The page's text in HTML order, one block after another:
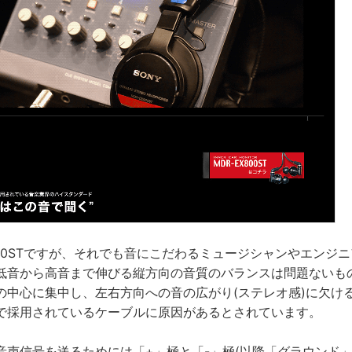
ですが、それでも音にこだわるミュージシャンやエンジ
音から高音まで伸びる縦方向の音質のバランスは問題ないも
中心に集中し、左右方向への音の広がり(ステレオ感)に欠け
用されているケーブルに原因があるとされています。